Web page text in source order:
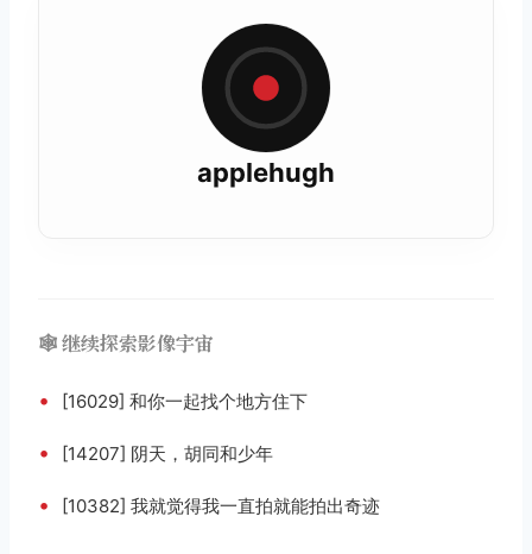
applehugh
🕸️ 继续探索影像宇宙
• [16029] 和你一起找个地方住下
• [14207] 阴天，胡同和少年
• [10382] 我就觉得我一直拍就能拍出奇迹
取消